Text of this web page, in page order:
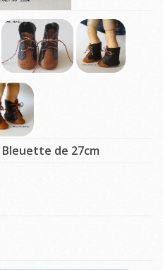
de 27cm